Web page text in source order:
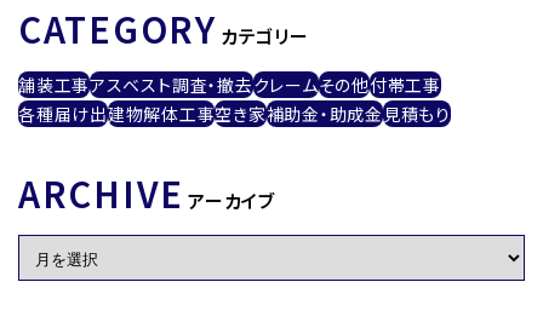
CATEGORY カテゴリー
舗装工事アスベスト調査・撤去クレームその他付帯工事
各種届け出建物解体工事空き家補助金・助成金見積もり
ARCHIVE アーカイブ